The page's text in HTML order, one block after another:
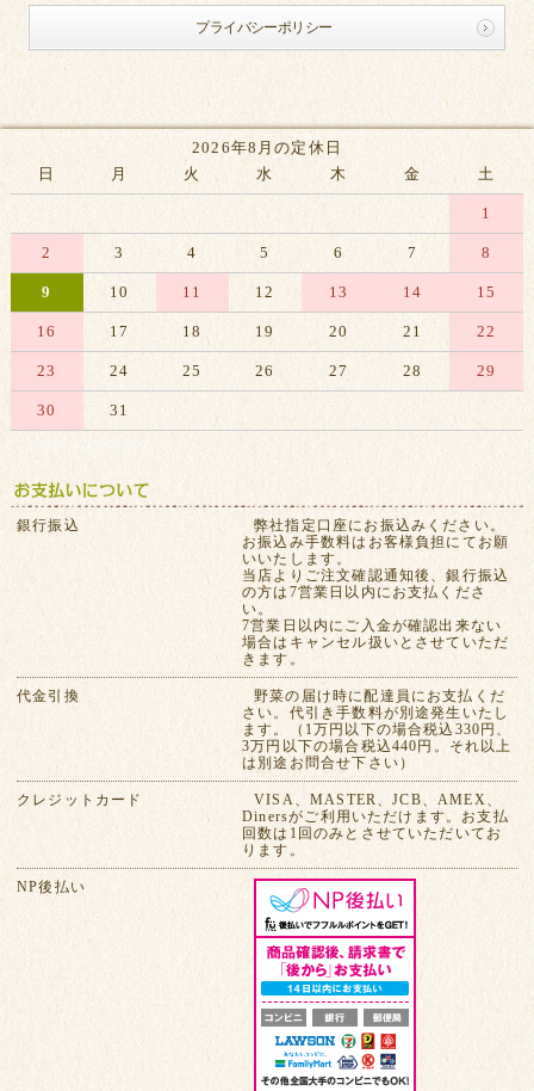
プライバシーポリシー
2026年8月の定休日
日
月 火 水 木 金 土
1
2 3 4 5 6 7 8
9 10 11 12 13 14 15
16 17 18 19 20 21 22
23 24 25 26 27 28 29
30 31
※赤字は休業日です
銀行振込
弊社指定口座にお振込みください。
お振込み手数料はお客様負担にてお願
いいたします。
当店よりご注文確認通知後、銀行振込
の方は7営業日以内にお支払くださ
い。
7営業日以内にご入金が確認出来ない
場合はキャンセル扱いとさせていただ
きます。
代金引換
野菜の届け時に配達員にお支払くだ
さい。代引き手数料が別途発生いたし
ます。（1万円以下の場合税込330円、
3万円以下の場合税込440円。それ以上
は別途お問合せ下さい）
クレジットカード
VISA、MASTER、JCB、AMEX、
Dinersがご利用いただけます。お支払
回数は1回のみとさせていただいてお
ります。
NP後払い